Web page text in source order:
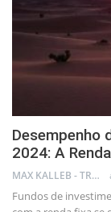
Desempenho
2024: A
MAX KALLEB - TRADER
Fundos de